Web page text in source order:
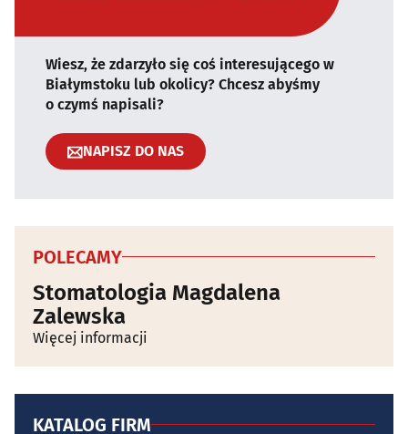
Wiesz, że zdarzyło się coś interesującego w
Białymstoku lub okolicy? Chcesz abyśmy
o czymś napisali?
NAPISZ DO NAS
POLECAMY
Stomatologia Magdalena
Zalewska
Więcej informacji
KATALOG FIRM